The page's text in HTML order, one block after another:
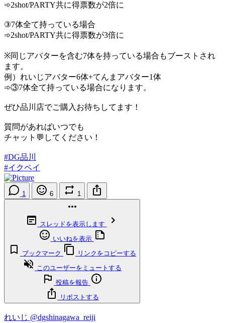
➾2shot/PARTY共に得票数が2倍に
③7体全て持っている場合
➾2shot/PARTY共に得票数が3倍に
※同じアバターを含む7体を持っている場合もブーストされ
ます。
例）れいじアバター6体+てんまアバター1体
➾③7体全て持っている場合になります。
ぜひ品川店でご購入お待ちしてます！
質問があればいつでも
チャット💬してください！
#DG品川
#イクペイ
1 6 1
スレッドを表示します
いいねを表示
ブックマーク
リンクをコピーする
このユーザーをミュートする
投稿を報告
リポストする
れいじ @dgshinagawa_reiji